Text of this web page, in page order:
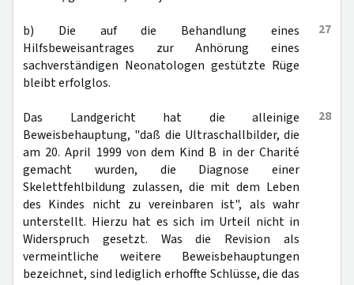
27
b) Die auf die Behandlung eines
Hilfsbeweisantrages zur Anhörung eines
sachverständigen Neonatologen gestützte Rüge
bleibt erfolglos.
28
Das Landgericht hat die alleinige
Beweisbehauptung, "daß die Ultraschallbilder, die
am 20. April 1999 von dem Kind B in der Charité
gemacht wurden, die Diagnose einer
Skelettfehlbildung zulassen, die mit dem Leben
des Kindes nicht zu vereinbaren ist", als wahr
unterstellt. Hierzu hat es sich im Urteil nicht in
Widerspruch gesetzt. Was die Revision als
vermeintliche weitere Beweisbehauptungen
bezeichnet, sind lediglich erhoffte Schlüsse, die das